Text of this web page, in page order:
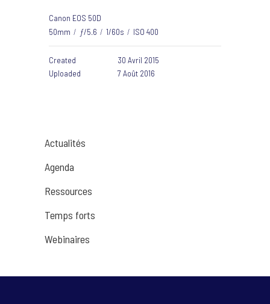
Canon EOS 50D
50mm / ƒ/5.6 / 1/60s / ISO 400
Created
30 Avril 2015
Uploaded
7 Août 2016
Actualités
Agenda
Ressources
Temps forts
Webinaires